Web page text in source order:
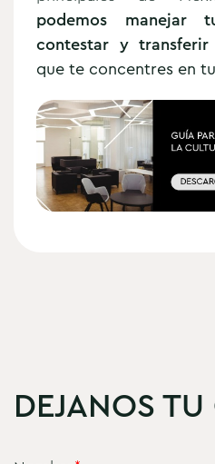
podemos manejar
contestar y transferir
que te concentres en
DEJANOS